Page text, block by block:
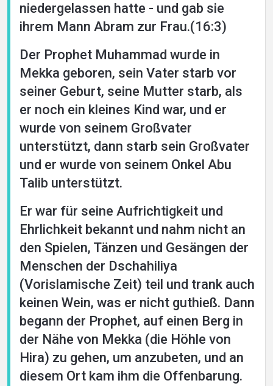
niedergelassen hatte - und gab sie
ihrem Mann Abram zur Frau.(16:3)
Der Prophet Muhammad wurde in
Mekka geboren, sein Vater starb vor
seiner Geburt, seine Mutter starb, als
er noch ein kleines Kind war, und er
wurde von seinem Großvater
unterstützt, dann starb sein Großvater
und er wurde von seinem Onkel Abu
Talib unterstützt.
Er war für seine Aufrichtigkeit und
Ehrlichkeit bekannt und nahm nicht an
den Spielen, Tänzen und Gesängen der
Menschen der Dschahiliya
(Vorislamische Zeit) teil und trank auch
keinen Wein, was er nicht guthieß. Dann
begann der Prophet, auf einen Berg in
der Nähe von Mekka (die Höhle von
Hira) zu gehen, um anzubeten, und an
diesem Ort kam ihm die Offenbarung.